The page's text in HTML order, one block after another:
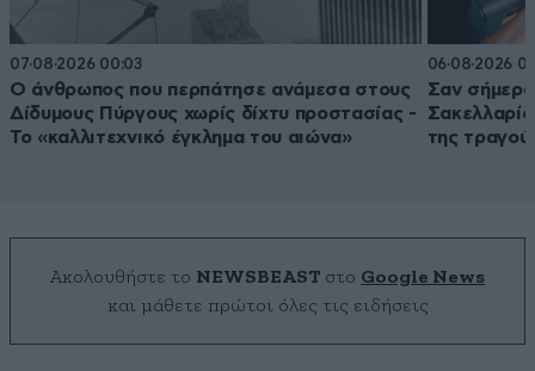
07·08·2026 00:03
Ο άνθρωπος που περπάτησε ανάμεσα στους
Δίδυμους Πύργους χωρίς δίχτυ προστασίας -
Το «καλλιτεχνικό έγκλημα του αιώνα»
06·08·2026
Σαν
της
Ακολουθήστε το NEWSBEAST στο Google News
και μάθετε πρώτοι όλες τις ειδήσεις